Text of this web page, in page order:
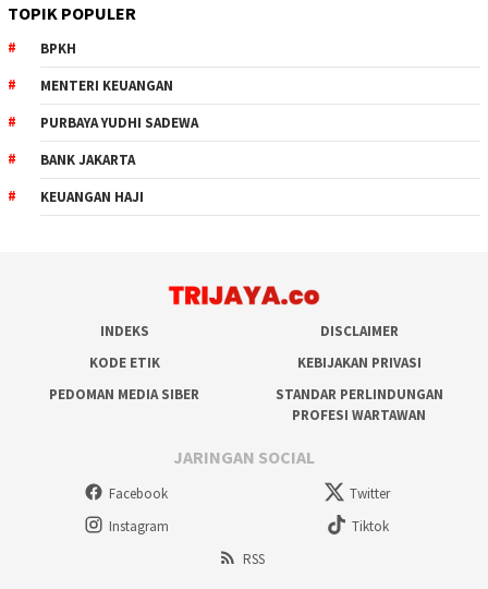
TOPIK POPULER
BPKH
MENTERI KEUANGAN
PURBAYA YUDHI SADEWA
BANK JAKARTA
KEUANGAN HAJI
INDEKS
DISCLAIMER
KODE ETIK
KEBIJAKAN PRIVASI
PEDOMAN MEDIA SIBER
STANDAR PERLINDUNGAN
PROFESI WARTAWAN
JARINGAN SOCIAL
Facebook
Twitter
Instagram
Tiktok
RSS